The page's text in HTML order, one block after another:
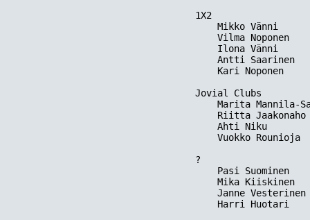
1X2
Mikko Vänni
Vilma Noponen
Ilona Vänni
Antti Saarinen
Kari Noponen
Jovial Clubs
Marita Mannila-
Riitta Jaakonaho
Ahti Niku
Vuokko Rounioja
?
Pasi Suominen
Mika Kiiskinen
Janne Vesterinen
Harri Huotari